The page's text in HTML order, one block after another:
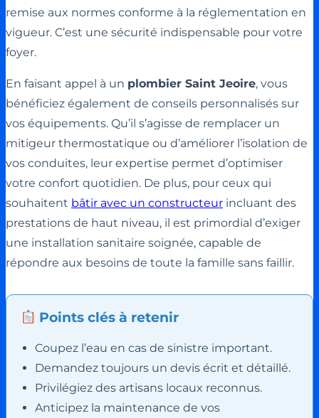
remise aux normes conforme à la réglementation en
vigueur. C’est une sécurité indispensable pour votre
foyer.
En faisant appel à un plombier Saint Jeoire, vous
bénéficiez également de conseils personnalisés sur
vos équipements. Qu’il s’agisse de remplacer un
mitigeur thermostatique ou d’améliorer l’isolation de
vos conduites, leur expertise permet d’optimiser
votre confort quotidien. De plus, pour ceux qui
souhaitent bâtir avec un constructeur incluant des
prestations de haut niveau, il est primordial d’exiger
une installation sanitaire soignée, capable de
répondre aux besoins de toute la famille sans faillir.
Points clés à retenir
Coupez l’eau en cas de sinistre important.
Demandez toujours un devis écrit et détaillé.
Privilégiez des artisans locaux reconnus.
Anticipez la maintenance de vos